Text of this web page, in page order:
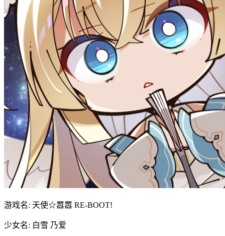
游戏名: 天使☆嚣嚣 RE-BOOT!
少女名: 白雪 乃爱